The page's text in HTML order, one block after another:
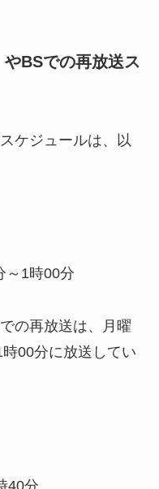
BSでの再放送ス
ケジュールは、以
～1時00分
の再放送は、月曜
00分に放送してい
40分